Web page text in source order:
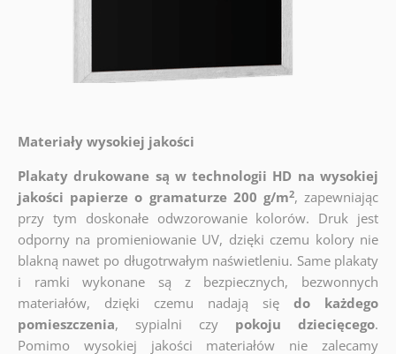
Materiały wysokiej jakości
Plakaty drukowane są w technologii HD na wysokiej
jakości papierze o gramaturze 200 g/m2, zapewniając
przy tym doskonałe odwzorowanie kolorów. Druk jest
odporny na promieniowanie UV, dzięki czemu kolory nie
blakną nawet po długotrwałym naświetleniu. Same plakaty
i ramki wykonane są z bezpiecznych, bezwonnych
materiałów, dzięki czemu nadają siędo każdego
pomieszczenia, sypialni czy pokoju dziecięcego.
Pomimo wysokiej jakości materiałów nie zalecamy